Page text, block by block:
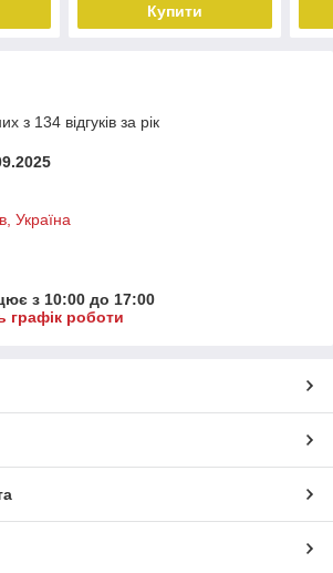
Купити
з 134 відгуків за рік
Україна
з 10:00 до 17:00
графік роботи